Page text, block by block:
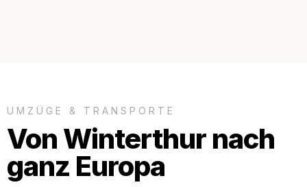
UMZÜGE & TRANSPORTE
Von Winterthur nach
ganz Europa